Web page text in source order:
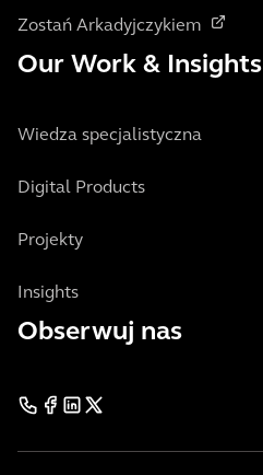
Zostań Arkadyjczykiem
Our Work & Insights
Wiedza specjalistyczna
Digital Products
Projekty
Insights
Obserwuj nas